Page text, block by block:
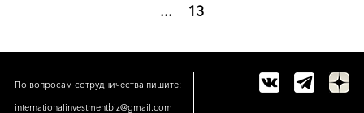
...
13
По вопросам сотрудничества пишите:
internationalinvestmentbiz@gmail.com